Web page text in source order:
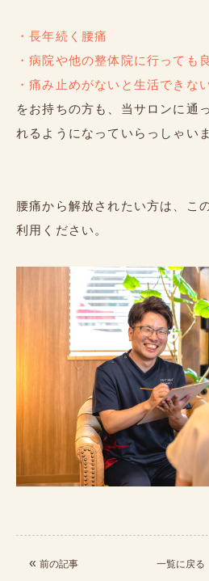
・長年続く腰痛
・病院や他の整体院に行っても
・痛み止めがないと生活できな
をお持ちの方も、当サロンに通
れるようになっていらっしゃいま
腰痛から解放されたい方は、こ
利用ください。
«前の記事 一覧に戻る